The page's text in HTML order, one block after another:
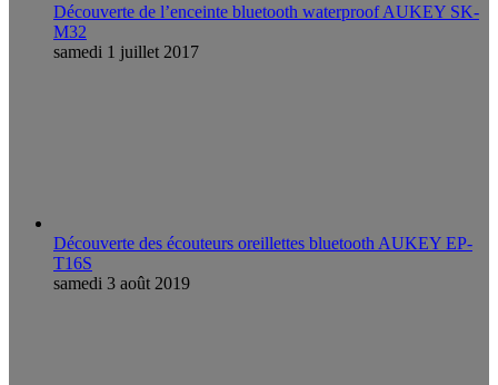
Découverte de l’enceinte bluetooth waterproof AUKEY SK-
M32
samedi 1 juillet 2017
Découverte des écouteurs oreillettes bluetooth AUKEY EP-
T16S
samedi 3 août 2019